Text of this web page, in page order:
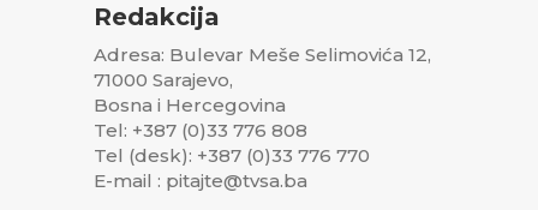
Redakcija
Adresa: Bulevar Meše Selimovića 12,
71000 Sarajevo,
Bosna i Hercegovina
Tel: +387 (0)33 776 808
Tel (desk): +387 (0)33 776 770
E-mail : pitajte@tvsa.ba